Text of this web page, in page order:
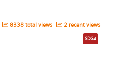
8338 total views 2 recent views
SDG4